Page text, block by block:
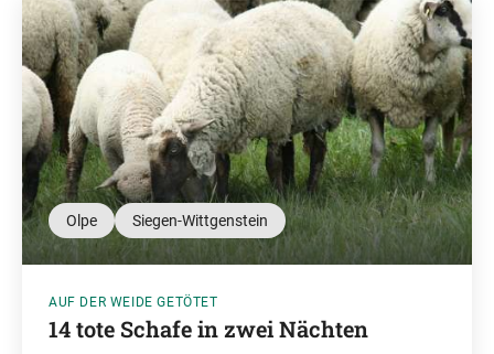
Olpe Siegen-Wittgenstein
AUF DER WEIDE GETÖTET
14 tote Schafe in zwei Nächten